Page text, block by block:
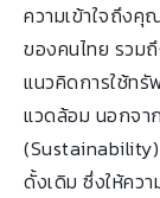
ความเข้าใจถึงคุ
ของคนไทย รวม
แนวคิดการใช้ท
แวดล้อม นอกจา
ดั้งเดิม ซึ่งให้คว